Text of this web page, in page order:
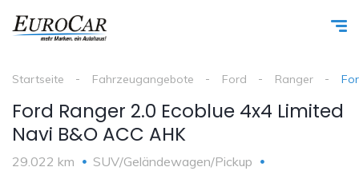
Startseite Fahrzeugangebote Ford Ranger
Ford Ranger 2.0 Ecoblue 4x4 Limited
Navi B&O ACC AHK
29.022 km
SUV/Geländewagen/Pickup